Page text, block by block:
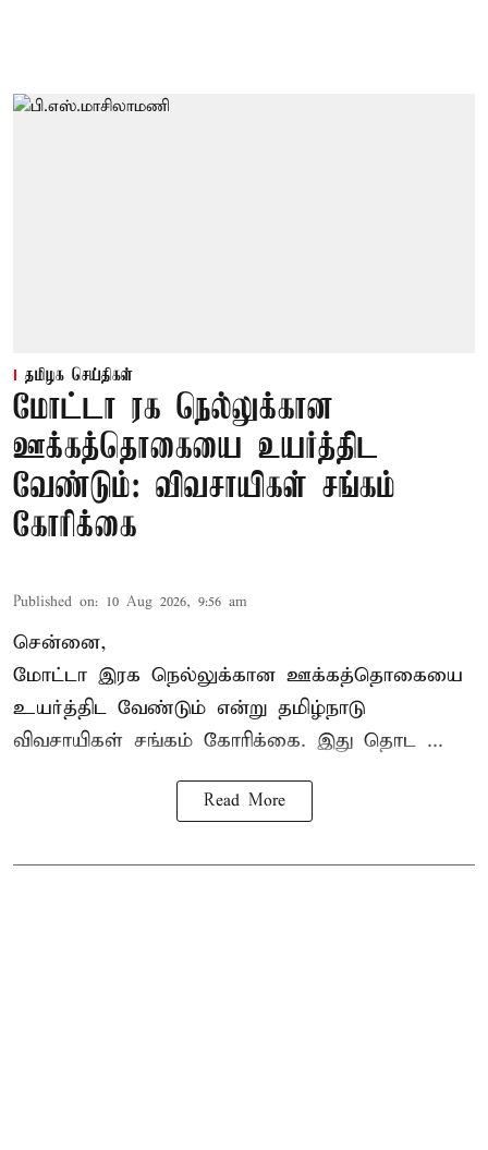
தமிழக செய்திகள்
மோட்டா ரக நெல்லுக்கான
ஊக்கத்தொகையை உயர்த்திட
வேண்டும்: விவசாயிகள் சங்கம்
கோரிக்கை
Published on: 10 Aug 2026, 9:56 am
சென்னை,
மோட்டா இரக நெல்லுக்கான ஊக்கத்தொகையை
உயர்த்திட வேண்டும் என்று தமிழ்நாடு
விவசாயிகள் சங்கம் கோரிக்கை. இது தொட ...
Read More